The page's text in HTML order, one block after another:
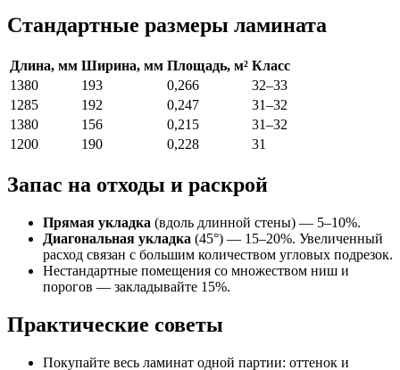
Стандартные размеры ламината
Длина, мм Ширина, мм Площадь, м² Класс
1380
193 0,266
32–33
1285
192 0,247
31–32
1380
156 0,215
31–32
1200
190 0,228 31
Запас на отходы и раскрой
Прямая укладка (вдоль длинной стены) — 5–10%.
Диагональная укладка (45°) — 15–20%. Увеличенный
расход связан с большим количеством угловых подрезок.
Нестандартные помещения со множеством ниш и
порогов — закладывайте 15%.
Практические советы
Покупайте весь ламинат одной партии: оттенок и